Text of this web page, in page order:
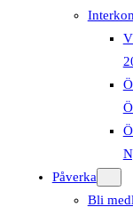
Påverka
Bli